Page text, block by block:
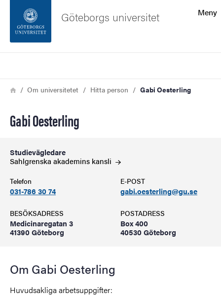
Sidfoten
Meny
Göteborgs universitet
Länkstig
HemOm universitetet Hitta person Gabi Oesterling
Gabi Oesterling
Studievägledare
Sahlgrenska akademins kansli
Telefon
031-786 30 74
E-POST
gabi.oesterling@gu.se
BESÖKSADRESS
Medicinaregatan 3
41390 Göteborg
POSTADRESS
Box 400
40530 Göteborg
Om Gabi Oesterling
Huvudsakliga arbetsuppgifter: